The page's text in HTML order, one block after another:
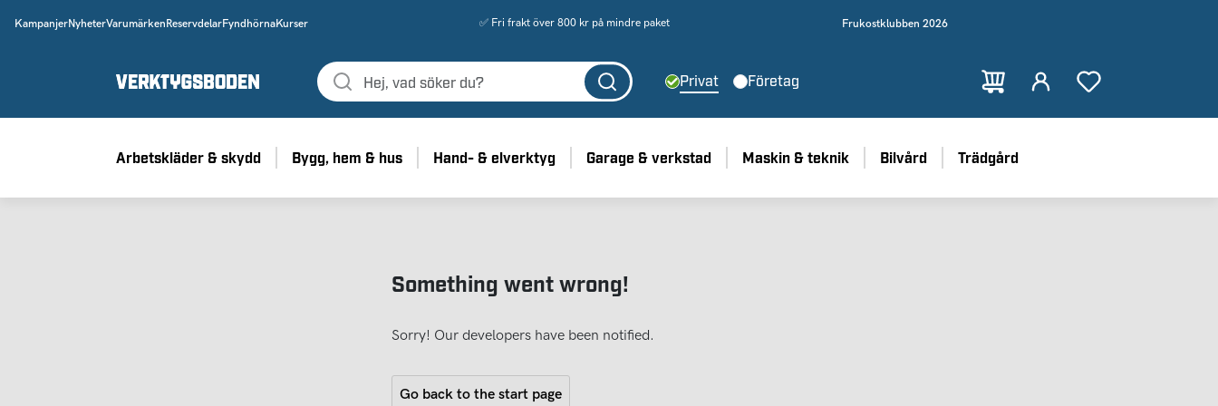
KampanjerNyheterVarumärken ReservdelarFyndhörnaKurser ✅ Fri frakt över 800 kr på mindre paket Frukostklubben 2026
Privat Företag
Arbetskläder & skydd Bygg, hem & hus Hand- & elverktyg Garage & verkstad Maskin & teknik Bilvård Trädgård
Something went wrong!
Sorry! Our developers have been notified.
Go back to the start page